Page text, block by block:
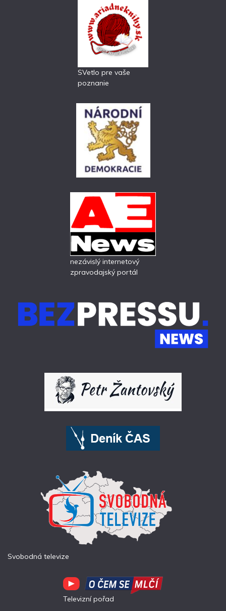
SVetlo pre vaše
poznanie
nezávislý internetový
zpravodajský portál
Svobodná televize
Televizní pořad